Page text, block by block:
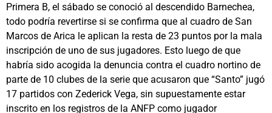
Primera B, el sábado se conoció al descendido Barnechea,
todo podría revertirse si se confirma que al cuadro de San
Marcos de Arica le aplican la resta de 23 puntos por la mala
inscripción de uno de sus jugadores. Esto luego de que
habría sido acogida la denuncia contra el cuadro nortino de
parte de 10 clubes de la serie que acusaron que “Santo” jugó
17 partidos con Zederick Vega, sin supuestamente estar
inscrito en los registros de la ANFP como jugador